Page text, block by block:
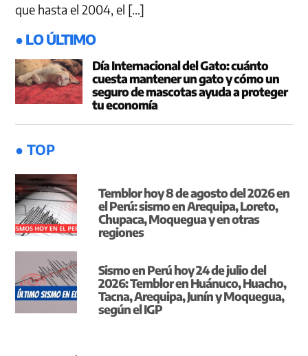
que hasta el 2004, el […]
● LO ÚLTIMO
Día Internacional del Gato: cuánto
cuesta mantener un gato y cómo un
seguro de mascotas ayuda a proteger
tu economía
● TOP
Temblor hoy 8 de agosto del 2026 en
el Perú: sismo en Arequipa, Loreto,
Chupaca, Moquegua y en otras
regiones
Sismo en Perú hoy 24 de julio del
2026: Temblor en Huánuco, Huacho,
Tacna, Arequipa, Junín y Moquegua,
según el IGP